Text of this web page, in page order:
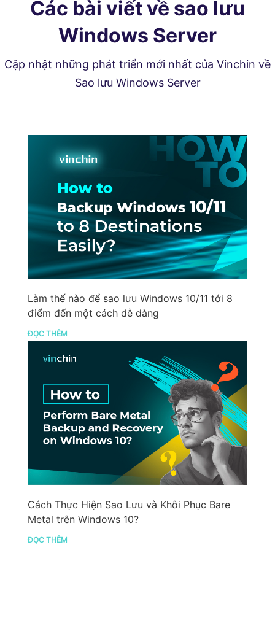
Các bài viết về sao lưu
Windows Server
Cập nhật những phát triển mới nhất của Vinchin về
Sao lưu Windows Server
Làm thế nào để sao lưu Windows 10/11 tới 8
điểm đến một cách dễ dàng
ĐỌC THÊM
Cách Thực Hiện Sao Lưu và Khôi Phục Bare
Metal trên Windows 10?
ĐỌC THÊM